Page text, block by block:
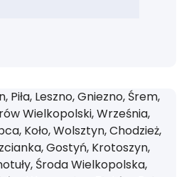
Piła, Leszno, Gniezno, Śrem,
Wielkopolski, Września,
Koło, Wolsztyn, Chodzież,
Gostyń, Krotoszyn,
Środa Wielkopolska,